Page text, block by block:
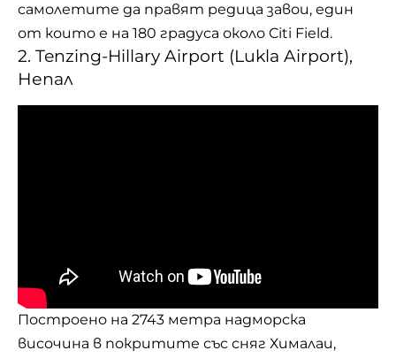
самолетите да правят редица завои, един
от които е на 180 градуса около Citi Field.
2. Tenzing-Hillary Airport (Lukla Airport),
Непал
Построено на 2743 метра надморска
височина в покритите със сняг Хималаи,